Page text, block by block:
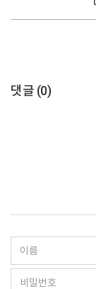
댓글 (0)